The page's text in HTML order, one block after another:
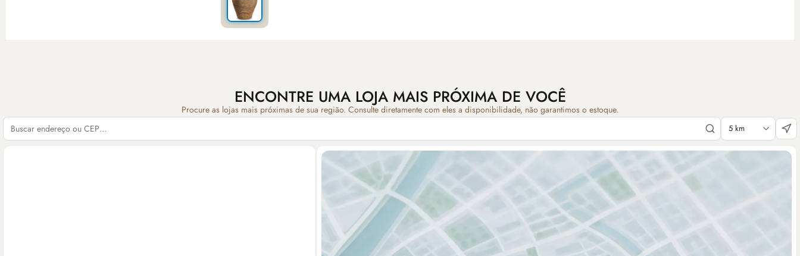
ENCONTRE UMA LOJA MAIS PRÓXIMA DE VOCÊ
Procure as lojas mais próximas de sua região. Consulte diretamente com eles a disponibilidade, não garantimos o estoque.